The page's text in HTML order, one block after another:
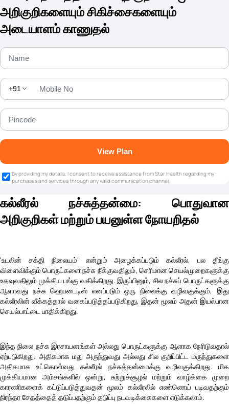
அறிகுறிகளையும் சிகிச்சைகளையும்
அடையாளம் காணுதல்
+91
View Plan
By providing my details, I consent to receive assistance from Star Health regarding my
purchases and services through any valid communication channel.
கல்லீரல் நச்சுத்தன்மை: பொதுவான
அறிகுறிகள் மற்றும் பயனுள்ள நோயறிதல்
'உடலின் சக்தி நிலையம்' என்றும் அழைக்கப்படும் கல்லீரல், பல தீங்கு
விளைவிக்கும் பொருட்களை நச்சு நீக்குவதிலும், செரிமான செயல்முறைகளுக்கு
உதவுவதிலும் முக்கிய பங்கு வகிக்கிறது. இருப்பினும், சில நச்சுப் பொருட்களுக்கு
ஆளாவது நச்சு ஹெபடைடிஸ் எனப்படும் ஒரு நிலைக்கு வழிவகுக்கும், இது
கல்லீரலின் வீக்கத்தால் வகைப்படுத்தப்படுகிறது, இதன் மூலம் அதன் இயல்பான
செயல்பாட்டை பாதிக்கிறது.
இந்த நிலை நச்சு இரசாயனங்கள் அல்லது பொருட்களுக்கு ஆளாக நேரிடுவதால்
ஏற்படுகிறது. அதிகமாக மது அருந்துவது அல்லது சில குறிப்பிட்ட மருந்துகளை
அதிகமாக உட்கொள்வது கல்லீரல் நச்சுத்தன்மைக்கு வழிவகுக்கிறது. மிக
முக்கியமான அம்சங்களில் ஒன்று, சுற்றுச்சூழல் மற்றும் வாழ்க்கை முறை
காரணிகளைக் கட்டுப்படுத்துவதன் மூலம் கல்லீரலில் எண்ணெய் படிவதற்கும்
நிரந்தர சேதத்தைத் தடுப்பதற்கும் தடுப்பு நடவடிக்கைகளை எடுக்கலாம்.